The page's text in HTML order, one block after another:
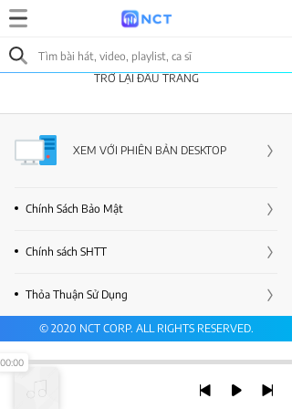
TRỞ LẠI ĐẦU TRANG
XEM VỚI PHIÊN BẢN DESKTOP
Chính Sách Bảo Mật
Chính sách SHTT
Thỏa Thuận Sử Dụng
© 2020 NCT CORP. ALL RIGHTS RESERVED.
00:00